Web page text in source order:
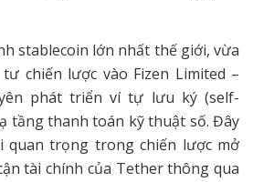
stablecoin lớn nhất thế giới, vừa
chiến lược vào Fizen Limited –
phát triển ví tự lưu ký (self-
tầng thanh toán kỹ thuật số. Đây
quan trọng trong chiến lược mở
tài chính của Tether thông qua